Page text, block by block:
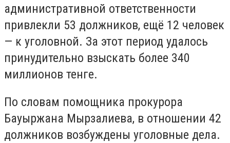
административной ответственности
привлекли 53 должников, ещё 12 человек
— к уголовной. За этот период удалось
принудительно взыскать более 340
миллионов тенге.
По словам помощника прокурора
Бауыржана Мырзалиева, в отношении 42
должников возбуждены уголовные дела.